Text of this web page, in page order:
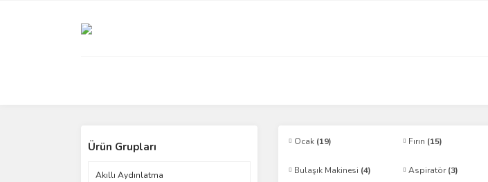
Ürün Grupları
Akıllı Aydınlatma
Ocak (19) Fırın (15)
Bulaşık Makinesi (4) Aspiratör(3)